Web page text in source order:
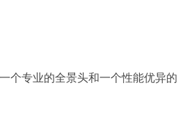
专业的全景头和一个性能优异的